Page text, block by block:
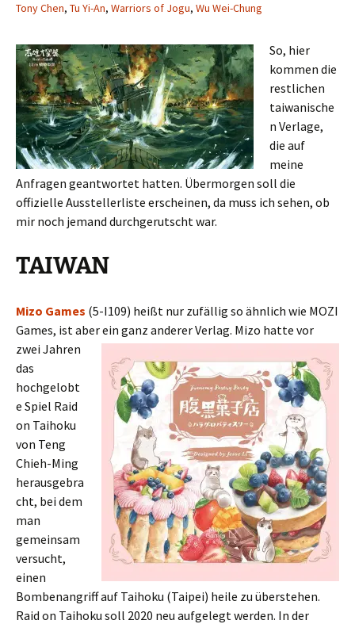
Tony Chen, Tu Yi-An, Warriors of Jogu, Wu Wei-Chung
So, hier
kommen die
restlichen
taiwanische
n Verlage,
die auf
meine
Anfragen geantwortet hatten. Übermorgen soll die
offizielle Ausstellerliste erscheinen, da muss ich sehen, ob
mir noch jemand durchgerutscht war.
TAIWAN
Mizo Games (5-I109) heißt nur zufällig so ähnlich wie MOZI
Games, ist aber ein ganz anderer Verlag. Mizo hatte vor
zwei Jahren
das
hochgelobt
e Spiel Raid
on Taihoku
von Teng
Chieh-Ming
herausgebra
cht, bei dem
man
gemeinsam
versucht,
einen
Bombenangriff auf Taihoku (Taipei) heile zu überstehen.
Raid on Taihoku soll 2020 neu aufgelegt werden. In der